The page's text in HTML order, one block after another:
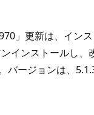
」更新は、イン
インストールし
バージョンは、